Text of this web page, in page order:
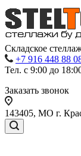
Складское
+7 916 448 88
Тел. с 9:00 до
Заказать звонок
143405, МО г.